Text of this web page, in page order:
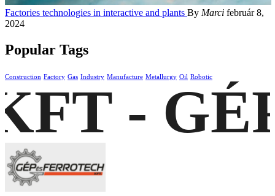
Factories technologies in interactive and plants By Marci február 8,
2024
Popular Tags
Construction Factory Gas Industry Manufacture Metallurgy Oil Robotic
-